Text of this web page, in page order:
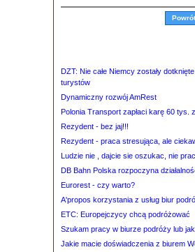
DZT: Nie całe Niemcy zostały
turystów
Dynamiczny rozwój AmRest
Polonia Transport zapłaci karę 60 tys.
Rezydent - bez jaj!!!
Rezydent - praca stresująca, ale
Ludzie nie , dajcie sie oszukac, nie
DB Bahn Polska rozpoczyna
Eurorest - czy warto?
A'propos korzystania z usług biur
ETC: Europejczycy chcą podróżować
Szukam pracy w biurze podróży lub
Jakie macie doświadczenia z biurem